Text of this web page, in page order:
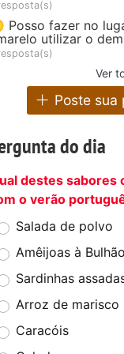
maça
Posso fazer no
utilizar o
Ver
Poste sua
do dia
destes sabores
o verão
Salada de polvo
Amêijoas à
Sardinhas
Arroz de marisco
Caracóis